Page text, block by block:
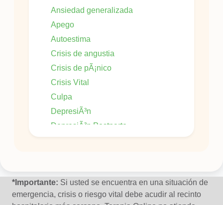
Ansiedad generalizada
Apego
Autoestima
Crisis de angustia
Crisis de pÃ¡nico
Crisis Vital
Culpa
DepresiÃ³n
DepresiÃ³n Postparto
Duelo
EstrÃ©s
*Importante: Si usted se encuentra en una situación de
emergencia, crisis o riesgo vital debe acudir al recinto